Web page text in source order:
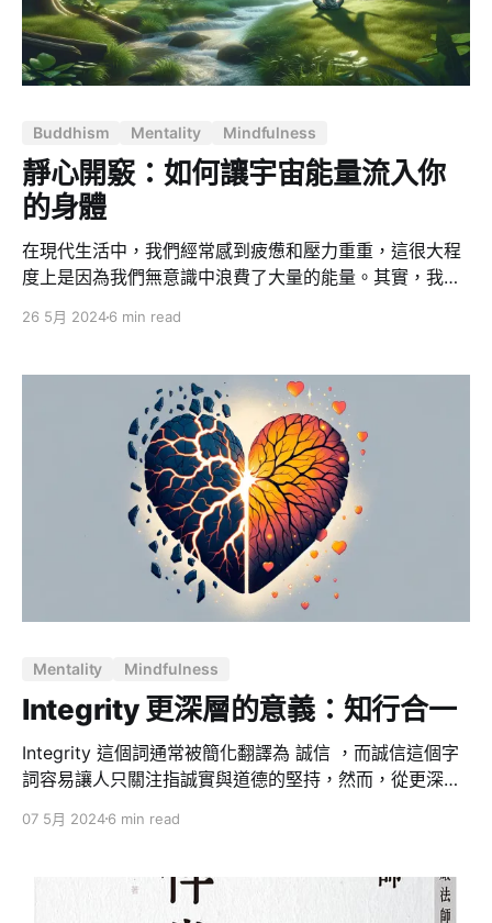
認為有多有少，有吃虧、有佔便宜。 事實上，婚姻生活就
是你自己一個人的事。 這本書的譯者是張德芬老師，她最
有名的一句話叫做「親愛的，外面沒有別人，只有你自
己」，意思是這一切都是關乎於你自己一個人的事情。如
解清楚你在婚姻當中到底需求的是什麼以及怎麼樣用愛來
解決這些事情，這就夠了。 一個人的努力就足以讓婚姻生
活變得更好 一個人的努力就足以讓婚姻生活變得更好，而
且讓婚姻生活變得更
Buddhism Mentality Mindfulness
靜心開竅：如何讓宇宙能量流入你
的身體
在現代生活中，我們經常感到疲憊和壓力重重，這很大程
度上是因為我們無意識中浪費了大量的能量。其實，我們
平，從而在生活和工作中更加有活力。這裡，我們將結合
竅的本質、減少能量消耗、提高能量振動頻率、自我覺察
以及虛極靜篤五個方面，探討如何讓宇宙能量流入你的身
訊息從無序到有序，這種轉變過程會帶來豁然開朗的感
覺，使我們更好地理解事物的本質，提升個人能力和能
量。這種情況類似於吸引力法則中的「意識創造實相」
—— 當我們的意識變得清晰和有序時，我們能夠吸引更多
正面的能量和機會。 為何這樣可以連結高維 高頻能量源
通常被認為是更高層次的智慧、慈悲（愛）和力量的來
源。 這些方法不僅僅是在提升我們的能量頻率和狀態，更
能量頻率提高，心靈變得純淨且無雜念時，我們能夠更好
地感應和吸收來自高維度的能量和訊息。 透過提升自身的
能量振動頻率和保持積極心態，我們可以吸引並接收到這
些高頻能量，使自己在生活和工作中表
26 5月 20246 min read
Mentality Mindfulness
Integrity 更深層的意義：知行合一
Integrity 這個詞通常被簡化翻譯為 誠信 ，而誠信這個字
詞容易讓人只關注指誠實與道德的堅持，然而，從更深層
識的完整性密切相關。真正的 Interity 是一種「完整無
不僅要求我們對外界誠實，更重要的是對自己誠實。這種
自我誠實要求我們深入挖掘我們的潛意識，識別和整合那
07 5月 20246 min read